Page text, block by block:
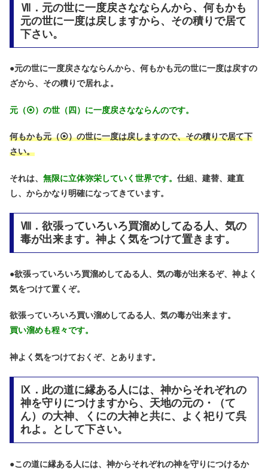
Ⅶ．元の世に一度戻さなならんから、何もかも
元の世に一度は戻しますから、その積りで居て
下さい。
●元の世に一度戻さなならんから、何もかも元の世に一度は戻すの
ざから、その積りで居れよ。
元（⦿）の世（四）に一度戻さなならんのです。
何もかも元（⦿）の世に一度は戻しますので、その積りで居て下
さい。
それは、 無限に立体弥栄していく世界です。 仕組、建替、建直
し、からかなり明確になってきています。
Ⅷ．欲張っていろいろ買溜めしてゐる人、気の
毒が出来ます。神よく気をつけて置きます。
●欲張っていろいろ買溜めしてゐる人、気の毒が出来るぞ、神よく
気をつけて置くぞ。
欲張っていろいろ買い溜めしてゐる人、気の毒が出来ます。
買い溜めも程々です。
神よく気をつけておくぞ、とあります。
Ⅸ．此の道に縁ある人には、神からそれぞれの
神を守りにつけますから、天地の元の・（て
ん）の大神、くにの大神と共に、よく祀りて呉
れよ。として下さい。
●この道に縁ある人には、神からそれぞれの神を守りにつけるか